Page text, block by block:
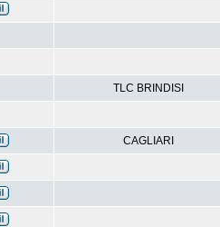
TLC BRINDISI
CAGLIARI